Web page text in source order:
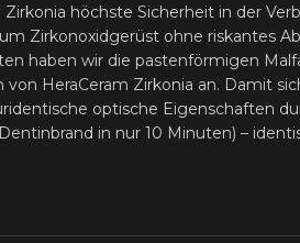
höchste Sicherheit in der
Zirkonoxidgerüst ohne riskantes
haben wir die pastenförmigen
HeraCeram Zirkonia an. Damit
optische Eigenschaften
in nur 10 Minuten) –